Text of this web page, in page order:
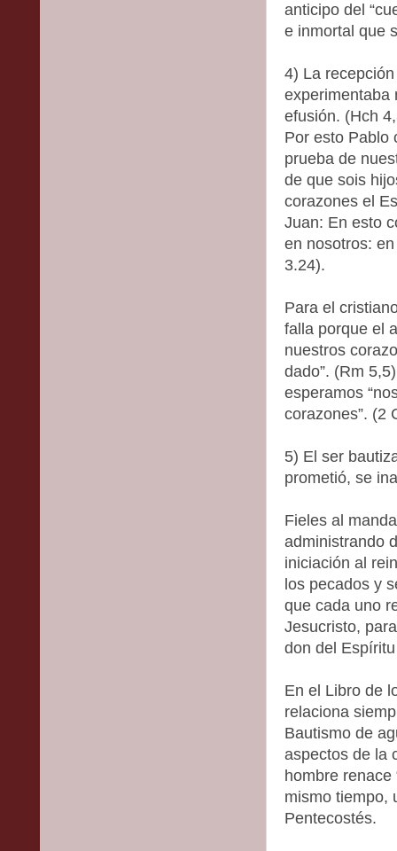
anticipo del
e inmortal que
4) La
experimentaba
efusión. (Hch
Por esto Pablo
prueba de
de que sois
corazones el
Juan: En esto
en nosotros:
3.24).
Para el
falla porque el
nuestros
dado”. (Rm
esperamos
corazones”. (2
5) El ser
prometió, se
Fieles al
administrando
iniciación al
los pecados y
que cada uno
Jesucristo,
don del
En el Libro de
relaciona
Bautismo de
aspectos de la
hombre renace
mismo tiempo,
Pentecostés.